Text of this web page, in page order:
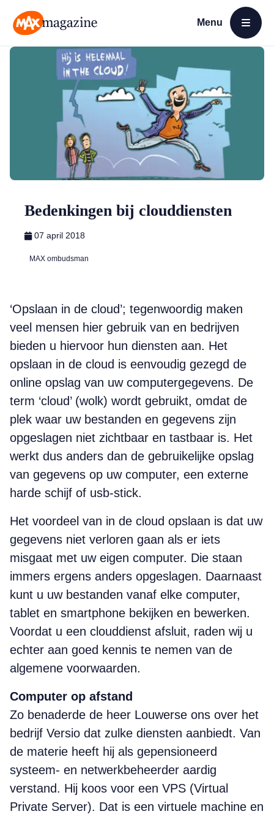
Menu
Open menu
Bedenkingen bij clouddiensten
07 april 2018
MAX ombudsman
‘Opslaan in de cloud’; tegenwoordig maken
veel mensen hier gebruik van en bedrijven
bieden u hiervoor hun diensten aan. Het
opslaan in de cloud is eenvoudig gezegd de
online opslag van uw computergegevens. De
term ‘cloud’ (wolk) wordt gebruikt, omdat de
plek waar uw bestanden en gegevens zijn
opgeslagen niet zichtbaar en tastbaar is. Het
werkt dus anders dan de gebruikelijke opslag
van gegevens op uw computer, een externe
harde schijf of usb-stick.
Het voordeel van in de cloud opslaan is dat uw
gegevens niet verloren gaan als er iets
misgaat met uw eigen computer. Die staan
immers ergens anders opgeslagen. Daarnaast
kunt u uw bestanden vanaf elke computer,
tablet en smartphone bekijken en bewerken.
Voordat u een clouddienst afsluit, raden wij u
echter aan goed kennis te nemen van de
algemene voorwaarden.
Computer op afstand
Zo benaderde de heer Louwerse ons over het
bedrijf Versio dat zulke diensten aanbiedt. Van
de materie heeft hij als gepensioneerd
systeem- en netwerkbeheerder aardig
verstand. Hij koos voor een VPS (Virtual
Private Server). Dat is een virtuele machine en